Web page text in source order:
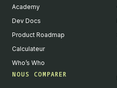
Academy
Dev Docs
Product Roadmap
Calculateur
Who’s Who
NOUS COMPARER